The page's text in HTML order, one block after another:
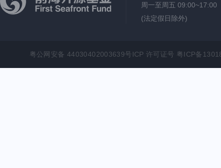
周一至周五 09:00~17:00
(法定假日除外)
粤公网安备 44030402003639号ICP 许可证号 粤ICP备